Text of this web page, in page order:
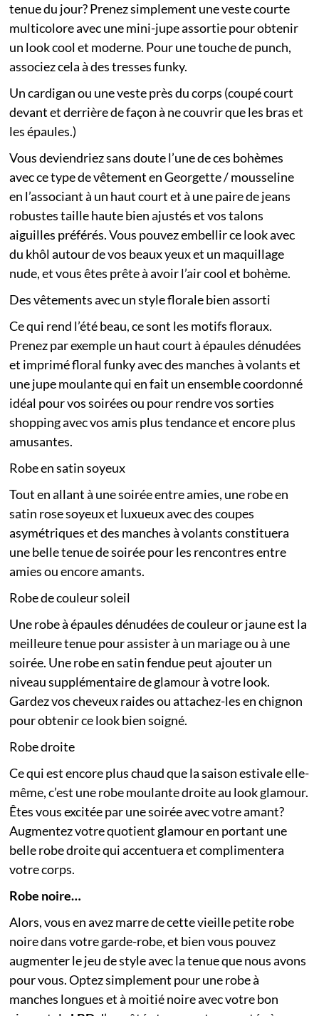
tenue du jour? Prenez simplement une veste courte
multicolore avec une mini-jupe assortie pour obtenir
un look cool et moderne. Pour une touche de punch,
associez cela à des tresses funky.
Un cardigan ou une veste près du corps (coupé court
devant et derrière de façon à ne couvrir que les bras et
les épaules.)
Vous deviendriez sans doute l’une de ces bohèmes
avec ce type de vêtement en Georgette / mousseline
en l’associant à un haut court et à une paire de jeans
robustes taille haute bien ajustés et vos talons
aiguilles préférés. Vous pouvez embellir ce look avec
du khôl autour de vos beaux yeux et un maquillage
nude, et vous êtes prête à avoir l’air cool et bohème.
Des vêtements avec un style florale bien assorti
Ce qui rend l’été beau, ce sont les motifs floraux.
Prenez par exemple un haut court à épaules dénudées
et imprimé floral funky avec des manches à volants et
une jupe moulante qui en fait un ensemble coordonné
idéal pour vos soirées ou pour rendre vos sorties
shopping avec vos amis plus tendance et encore plus
amusantes.
Robe en satin soyeux
Tout en allant à une soirée entre amies, une robe en
satin rose soyeux et luxueux avec des coupes
asymétriques et des manches à volants constituera
une belle tenue de soirée pour les rencontres entre
amies ou encore amants.
Robe de couleur soleil
Une robe à épaules dénudées de couleur or jaune est la
meilleure tenue pour assister à un mariage ou à une
soirée. Une robe en satin fendue peut ajouter un
niveau supplémentaire de glamour à votre look.
Gardez vos cheveux raides ou attachez-les en chignon
pour obtenir ce look bien soigné.
Robe droite
Ce qui est encore plus chaud que la saison estivale elle-
même, c’est une robe moulante droite au look glamour.
Êtes vous excitée par une soirée avec votre amant?
Augmentez votre quotient glamour en portant une
belle robe droite qui accentuera et complimentera
votre corps.
Robe noire…
Alors, vous en avez marre de cette vieille petite robe
noire dans votre garde-robe, et bien vous pouvez
augmenter le jeu de style avec la tenue que nous avons
pour vous. Optez simplement pour une robe à
manches longues et à moitié noire avec votre bon